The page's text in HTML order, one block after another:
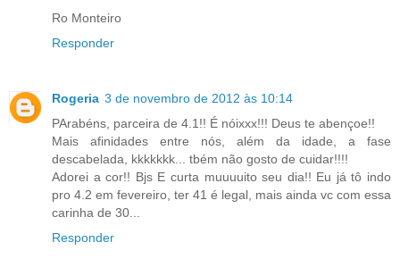
Ro Monteiro
Responder
Rogeria 3 de novembro de 2012 às 10:14
PArabéns, parceira de 4.1!! É nóixxx!!! Deus te abençoe!!
Mais afinidades entre nós, além da idade, a fase
descabelada, kkkkkkk... tbém não gosto de cuidar!!!!
Adorei a cor!! Bjs E curta muuuuito seu dia!! Eu já tô indo
pro 4.2 em fevereiro, ter 41 é legal, mais ainda vc com essa
carinha de 30...
Responder